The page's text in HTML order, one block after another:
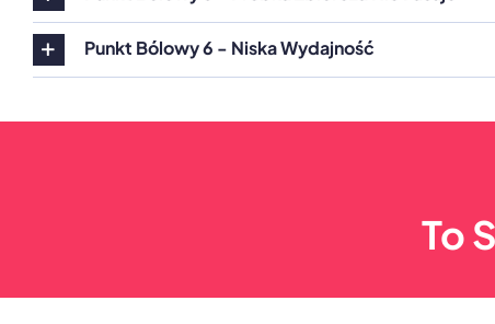
Punkt Bólowy 6 - Niska Wydajność
To